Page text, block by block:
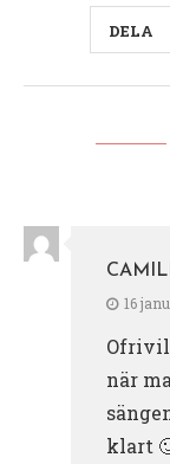
DELA
16
när
klart